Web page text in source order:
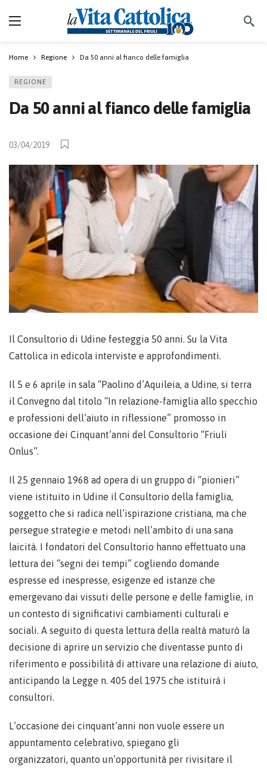
Home Regione Da 50 anni al fianco delle famiglia
REGIONE
Da 50 anni al fianco delle famiglia
03/04/2019
Il Consultorio di Udine festeggia 50 anni. Su la Vita
Cattolica in edicola interviste e approfondimenti.
Il 5 e 6 aprile in sala “Paolino d’Aquileia, a Udine, si terra
il Convegno dal titolo “In relazione-famiglia allo specchio
e professioni dell’aiuto in riflessione” promosso in
occasione dei Cinquant’anni del Consultorio “Friuli
Onlus”.
Il 25 gennaio 1968 ad opera di un gruppo di “pionieri”
viene istituito in Udine il Consultorio della famiglia,
soggetto che si radica nell’ispirazione cristiana, ma che
persegue strategie e metodi nell’ambito di una sana
laicità. I fondatori del Consultorio hanno effettuato una
lettura dei “segni dei tempi” cogliendo domande
espresse ed inespresse, esigenze ed istanze che
emergevano dai vissuti delle persone e delle famiglie, in
un contesto di significativi cambiamenti culturali e
sociali. A seguito di questa lettura della realtà maturò la
decisione di aprire un servizio che diventasse punto di
riferimento e possibilità di attivare una relazione di aiuto,
anticipando la Legge n. 405 del 1975 che istituirà i
consultori.
L’occasione dei cinquant’anni non vuole essere un
appuntamento celebrativo, spiegano gli
organizzatori, quanto un’opportunità per rivisitare il